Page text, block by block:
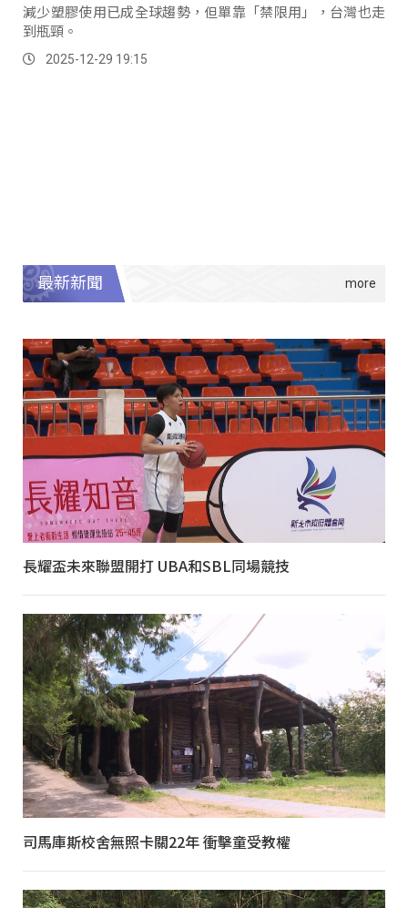
減少塑膠使用已成全球趨勢，但單靠「禁限用」，台灣也走
到瓶頸。
2025-12-29 19:15
最新新聞
長耀盃未來聯盟開打 UBA和SBL同場競技
司馬庫斯校舍無照卡關22年 衝擊童受教權